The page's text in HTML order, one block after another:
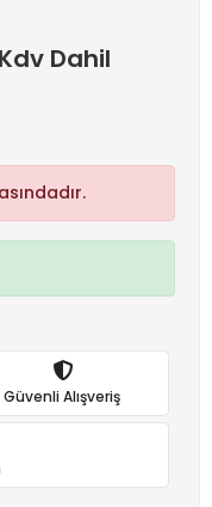
Dahil
Güvenli Alışveriş